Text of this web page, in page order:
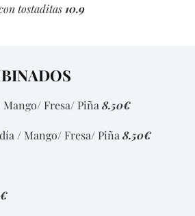
tostaditas 10.9
Fresa/ Piña 8.50€
/ Mango/ Fresa/ Piña 8.50€